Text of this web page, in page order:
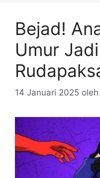
Bejad!
Umur
14 Januari 2025 oleh